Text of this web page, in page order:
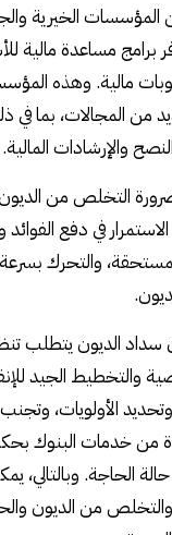
الخيرية
برامج مساعدة مالية
مالية. وهذه
من المجالات، بما في
والإرشادات المالية.
التخلص من
في دفع الفوائد
والتحرك بسرعة
سداد الديون يتطلب
والتخطيط الجيد
الأولويات، وتجنب
من خدمات البنوك
الحاجة. وبالتالي،
والتخلص من الديون